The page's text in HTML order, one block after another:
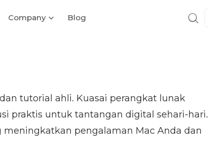
Company Blog
tutorial ahli. Kuasai perangkat lunak
praktis untuk tantangan digital sehari-hari.
pengalaman Mac Anda dan